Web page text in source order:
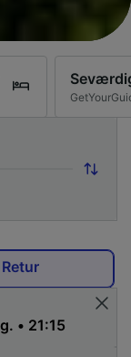
Retur